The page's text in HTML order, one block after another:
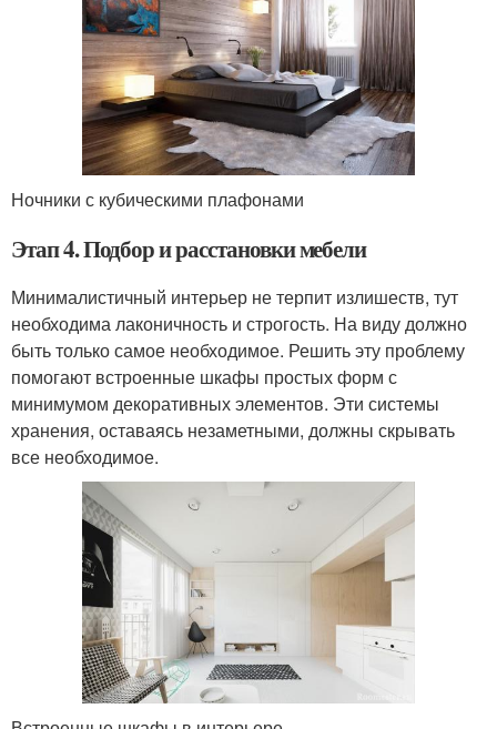
Ночники с кубическими плафонами
Этап 4. Подбор и расстановки мебели
Минималистичный интерьер не терпит излишеств, тут
необходима лаконичность и строгость. На виду должно
быть только самое необходимое. Решить эту проблему
помогают встроенные шкафы простых форм с
минимумом декоративных элементов. Эти системы
хранения, оставаясь незаметными, должны скрывать
все необходимое.